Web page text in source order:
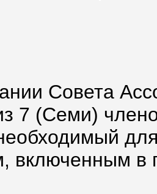
Совета
7 (Семи)
включенным в